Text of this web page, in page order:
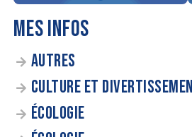
MES INFOS
AUTRES
CULTURE ET
ÉCOLOGIE